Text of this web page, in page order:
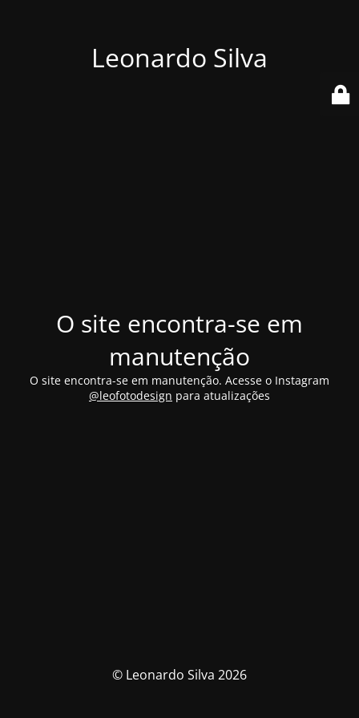
Leonardo Silva
O site encontra-se em
manutenção
O site encontra-se em manutenção. Acesse o Instagram
@leofotodesign para atualizações
© Leonardo Silva 2026